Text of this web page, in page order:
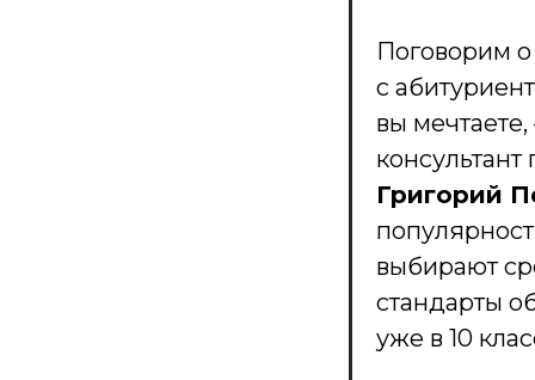
Поговорим
с
вы
Григорий
выбирают
стандарты
уже в 10